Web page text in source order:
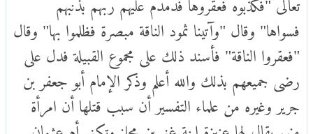
فسواها" وقال "وآتينا ثمود الناقة مبصرة فظلموا بها" وقال
"فعقروا الناقة" فأسند ذلك على مجموع القبيلة فدل على
رضى جميعهم بذلك والله أعلم وذكر الإمام أبو جعفر بن
جرير وغيره من علماء التفسير أن سبب قتلها أن امرأة